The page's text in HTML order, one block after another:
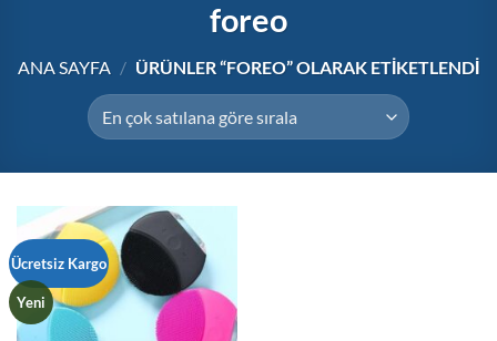
foreo
ANA SAYFA / ÜRÜNLER “FOREO” OLARAK ETIKETLENDI
Ücretsiz Kargo
Yeni